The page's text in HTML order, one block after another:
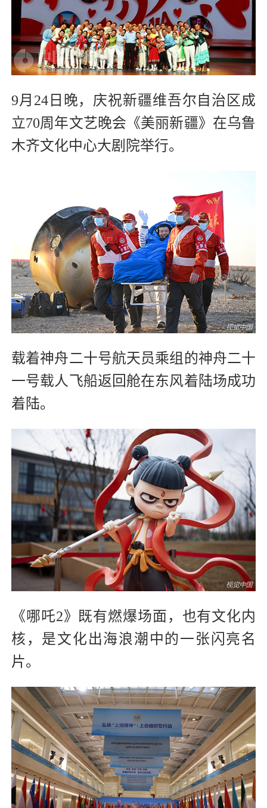
9月24日晚，庆祝新疆维吾尔自治区成
立70周年文艺晚会《美丽新疆》在乌鲁
木齐文化中心大剧院举行。
载着神舟二十号航天员乘组的神舟二十
一号载人飞船返回舱在东风着陆场成功
着陆。
《哪吒2》既有燃爆场面，也有文化内
核，是文化出海浪潮中的一张闪亮名
片。